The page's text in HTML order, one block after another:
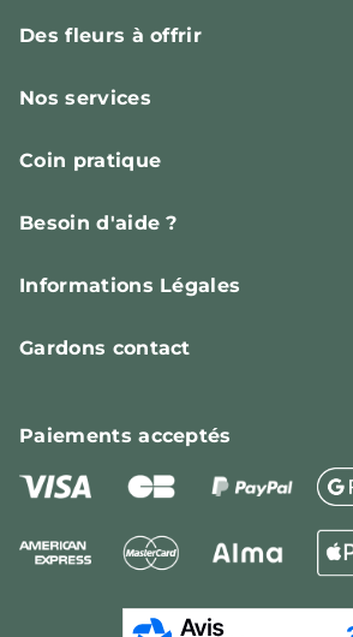
Des fleurs à offrir
Nos services
Coin pratique
Besoin d'aide ?
Informations Légales
Gardons contact
Paiementsacceptés